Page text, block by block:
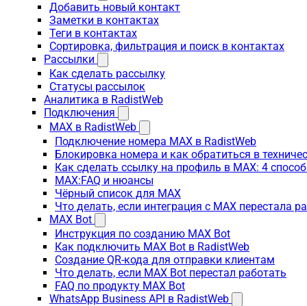
Добавить новый контакт
Заметки в контактах
Теги в контактах
Сортировка, фильтрация и поиск в контактах
Рассылки
Как сделать рассылку
Статусы рассылок
Аналитика в RadistWeb
Подключения
MAX в RadistWeb
Подключение номера MAX в RadistWeb
Блокировка номера и как обратиться в
Как сделать ссылку на профиль в MAX: 4
MAX:FAQ и нюансы
Чёрный список для MAX
Что делать, если интеграция с MAX перестала
MAX Bot
Инструкция по созданию MAX Bot
Как подключить MAX Bot в RadistWeb
Создание QR-кода для отправки клиентам
Что делать, если MAX Bot перестал работать
FAQ по продукту MAX Bot
WhatsApp Business API в RadistWeb